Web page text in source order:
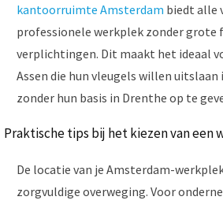
kantoorruimte Amsterdam biedt alle
professionele werkplek zonder grote
verplichtingen. Dit maakt het ideaal
Assen die hun vleugels willen uitslaan
zonder hun basis in Drenthe op te
Praktische tips bij het kiezen van een
De locatie van je Amsterdam-
zorgvuldige overweging. Voor